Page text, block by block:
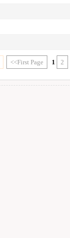
<<First Page 1 2